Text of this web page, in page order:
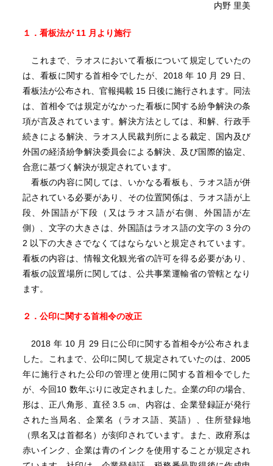
内野 里美
１．看板法が 11 月より施行
これまで、ラオスにおいて看板について規定していたの
は、看板に関する首相令でしたが、2018 年 10 月 29 日、
看板法が公布され、官報掲載 15 日後に施行されます。同法
は、首相令では規定がなかった看板に関する紛争解決の条
項が言及されています。解決方法としては、和解、行政手
続きによる解決、ラオス人民裁判所による裁定、国内及び
外国の経済紛争解決委員会による解決、及び国際的協定、
合意に基づく解決が規定されています。
看板の内容に関しては、いかなる看板も、ラオス語が併
記されている必要があり、その位置関係は、ラオス語が上
段、外国語が下段（又はラオス語が右側、外国語が左
側）、文字の大きさは、外国語はラオス語の文字の 3 分の
2 以下の大きさでなくてはならないと規定されています。
看板の内容は、情報文化観光省の許可を得る必要があり、
看板の設置場所に関しては、公共事業運輸省の管轄となり
ます。
２．公印に関する首相令の改正
2018 年 10 月 29 日に公印に関する首相令が公布されま
した。これまで、公印に関して規定されていたのは、2005
年に施行された公印の管理と使用に関する首相令でした
が、今回10 数年ぶりに改定されました。企業の印の場合、
形は、正八角形、直径 3.5 ㎝、内容は、企業登録証が発行
された当局名、企業名（ラオス語、英語）、住所登録地
（県名又は首都名）が刻印されています。また、政府系は
赤いインク、企業は青のインクを使用することが規定され